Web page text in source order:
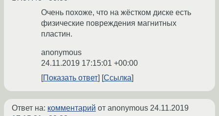
Очень похоже, что на жёстком диске есть
физические повреждения магнитных
пластин.
anonymous
24.11.2019 17:15:01 +00:00
Показать ответ
Ссылка
Ответ на: комментарий от anonymous 24.11.2019